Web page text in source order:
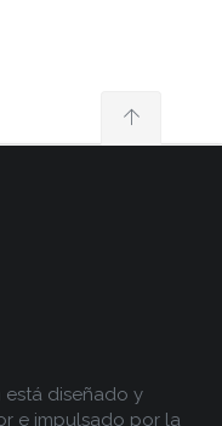
está diseñado y
e impulsado por la